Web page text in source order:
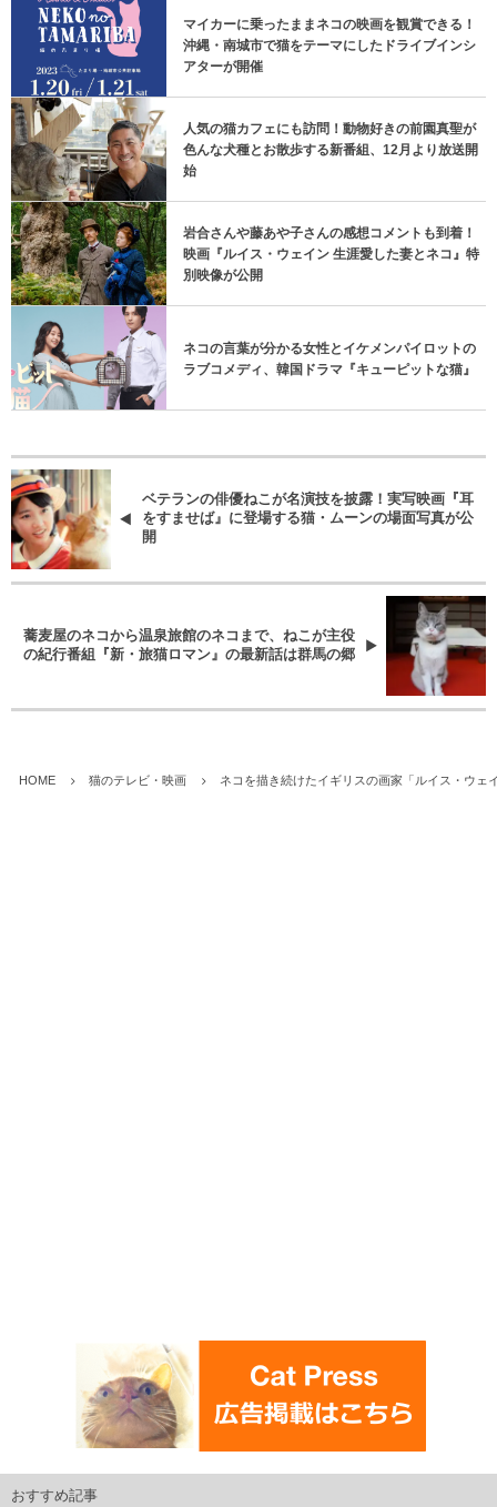
マイカーに乗ったままネコの映画を観賞できる！
沖縄・南城市で猫をテーマにしたドライブインシ
アターが開催
人気の猫カフェにも訪問！動物好きの前園真聖が
色んな犬種とお散歩する新番組、12月より放送開
始
岩合さんや藤あや子さんの感想コメントも到着！
映画『ルイス・ウェイン 生涯愛した妻とネコ』特
別映像が公開
ネコの言葉が分かる女性とイケメンパイロットの
ラブコメディ、韓国ドラマ『キューピットな猫』
ベテランの俳優ねこが名演技を披露！実写映画『耳
をすませば』に登場する猫・ムーンの場面写真が公
開
蕎麦屋のネコから温泉旅館のネコまで、ねこが主役
の紀行番組『新・旅猫ロマン』の最新話は群馬の郷
HOME 猫のテレビ・映画 ネコを描き続けたイギリスの画家「ルイス・ウェ
おすすめ記事